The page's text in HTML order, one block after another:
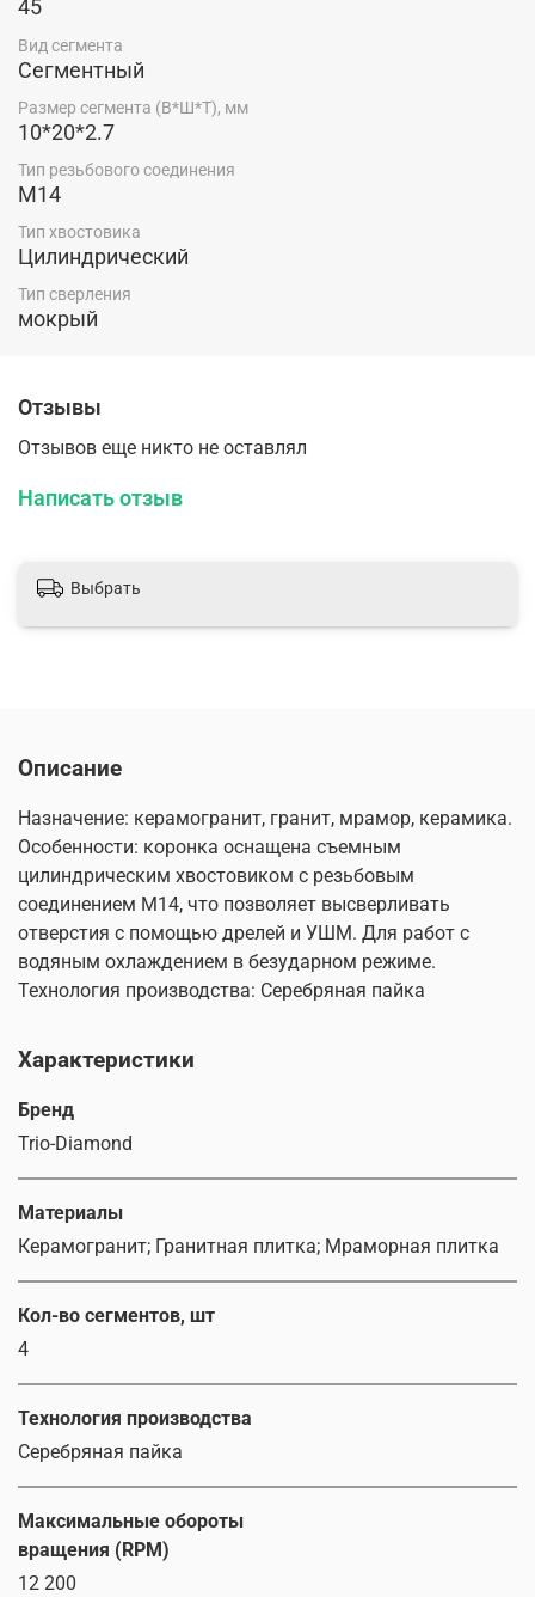
45
Вид сегмента
Сегментный
Размер сегмента (В*Ш*Т), мм
10*20*2.7
Тип резьбового соединения
M14
Тип хвостовика
Цилиндрический
Тип сверления
мокрый
Отзывы
Отзывов еще никто не оставлял
Написать отзыв
Выбрать
Описание
Назначение: керамогранит, гранит, мрамор, керамика.
Особенности: коронка оснащена съемным
цилиндрическим хвостовиком с резьбовым
соединением М14, что позволяет высверливать
отверстия с помощью дрелей и УШМ. Для работ с
водяным охлаждением в безударном режиме.
Технология производства: Серебряная пайка
Характеристики
Бренд
Trio-Diamond
Материалы
Керамогранит; Гранитная плитка; Мраморная плитка
Кол-во сегментов, шт
4
Технология производства
Серебряная пайка
Максимальные обороты
вращения (RPM)
12 200